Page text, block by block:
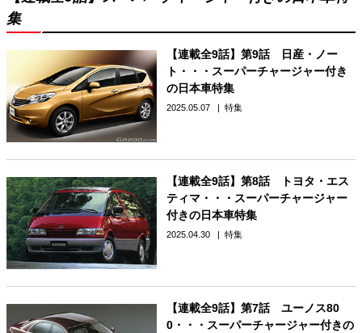
集
【連載全9話】第9話 日産・ノー
ト・・・スーパーチャージャー付き
の日本車特集
2025.05.07 特集
【連載全9話】第8話 トヨタ・エス
ティマ・・・スーパーチャージャー
付きの日本車特集
2025.04.30 特集
【連載全9話】第7話 ユーノス80
0・・・スーパーチャージャー付きの